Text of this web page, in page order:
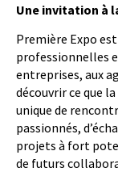
Une invitation à
Première Expo
professionnelles
entreprises, aux
découvrir ce que
unique de
passionnés,
projets à fort
de futurs